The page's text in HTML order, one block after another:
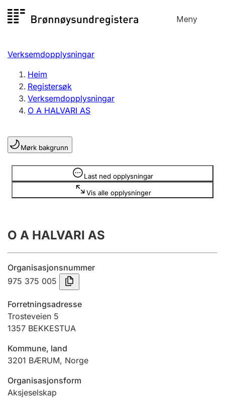
til
Meny
Registersøk
Aksjeselskap
Enkeltpersonføretak
Registrere, endre, slette
Lag og foreining
Registrere, endre, slette
Innsending og forseinkingsgebyr
Jeger
Ektepaktrettleiaren
Verksemdopplysningar
Heim
Registersøk
Verksemdopplysningar
O A HALVARI AS
Mørk bakgrunn
Last ned opplysningar
Vis alle opplysninger
Opplysninger er skjult
O A HALVARI AS
Organisasjonsnummer
975 375 005
Forretningsadresse
Trosteveien 5
1357 BEKKESTUA
Kommune, land
3201 BÆRUM, Norge
Organisasjonsform
Aksjeselskap